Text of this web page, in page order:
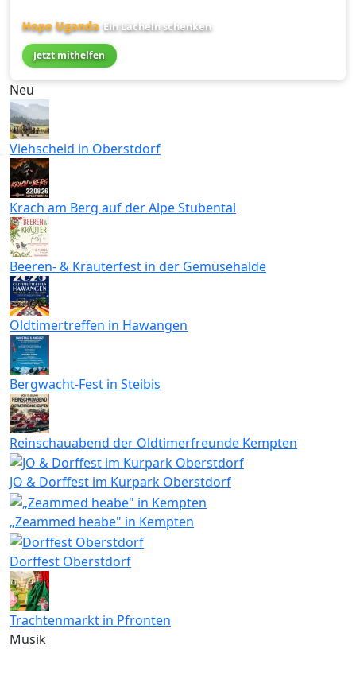
Hope Uganda Ein Lächeln schenken
Jetzt mithelfen
Neu
Viehscheid in Oberstdorf
Krach am Berg auf der Alpe Stubental
Beeren- & Kräuterfest in der Gemüsehalde
Oldtimertreffen in Hawangen
Bergwacht-Fest in Steibis
Reinschauabend der Oldtimerfreunde Kempten
JO & Dorffest im Kurpark Oberstdorf
„Zeammed heabe" in Kempten
Dorffest Oberstdorf
Trachtenmarkt in Pfronten
Musik